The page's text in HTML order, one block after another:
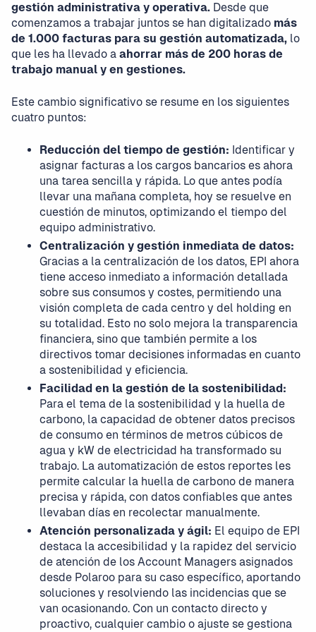
gestión administrativa y operativa. Desde que
comenzamos a trabajar juntos se han digitalizado más
de 1.000 facturas para su gestión automatizada, lo
que les ha llevado a ahorrar más de 200 horas de
trabajo manual y en gestiones.
Este cambio significativo se resume en los siguientes
cuatro puntos:
Reducción del tiempo de gestión: Identificar y
asignar facturas a los cargos bancarios es ahora
una tarea sencilla y rápida. Lo que antes podía
llevar una mañana completa, hoy se resuelve en
cuestión de minutos, optimizando el tiempo del
equipo administrativo.
Centralización y gestión inmediata de datos:
Gracias a la centralización de los datos, EPI ahora
tiene acceso inmediato a información detallada
sobre sus consumos y costes, permitiendo una
visión completa de cada centro y del holding en
su totalidad. Esto no solo mejora la transparencia
financiera, sino que también permite a los
directivos tomar decisiones informadas en cuanto
a sostenibilidad y eficiencia.
Facilidad en la gestión de la sostenibilidad:
Para el tema de la sostenibilidad y la huella de
carbono, la capacidad de obtener datos precisos
de consumo en términos de metros cúbicos de
agua y kW de electricidad ha transformado su
trabajo. La automatización de estos reportes les
permite calcular la huella de carbono de manera
precisa y rápida, con datos confiables que antes
llevaban días en recolectar manualmente.
Atención personalizada y ágil: El equipo de EPI
destaca la accesibilidad y la rapidez del servicio
de atención de los Account Managers asignados
desde Polaroo para su caso específico, aportando
soluciones y resolviendo las incidencias que se
van ocasionando. Con un contacto directo y
proactivo, cualquier cambio o ajuste se gestiona